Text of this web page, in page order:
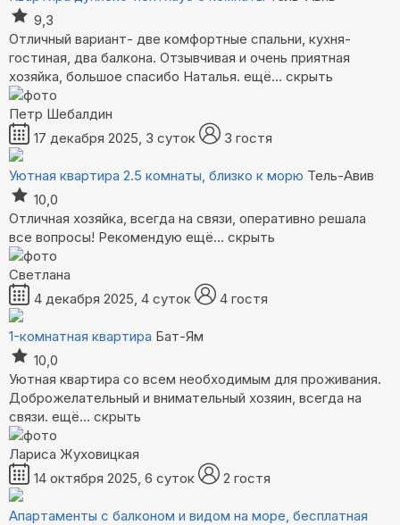
9,3
Отличный вариант- две комфортные спальни, кухня-
гостиная, два балкона. Отзывчивая и очень приятная
хозяйка, большое спасибо Наталья. ещё... скрыть
Петр Шебалдин
17 декабря 2025, 3 суток
3 гостя
Уютная квартира 2.5 комнаты, близко к морю Тель-Авив
10,0
Отличная хозяйка, всегда на связи, оперативно решала
все вопросы! Рекомендую ещё... скрыть
Светлана
4 декабря 2025, 4 суток
4 гостя
1-комнатная квартира Бат-Ям
10,0
Уютная квартира со всем необходимым для проживания.
Доброжелательный и внимательный хозяин, всегда на
связи. ещё... скрыть
Лариса Жуховицкая
14 октября 2025, 6 суток
2 гостя
Апартаменты с балконом и видом на море, бесплатная